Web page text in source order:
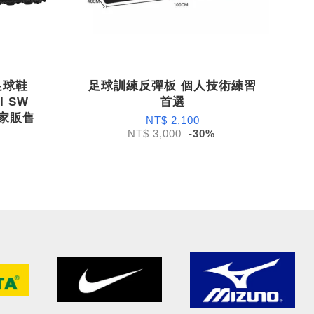
鞋
SW
販售
足球訓練反彈板 個人技術練習
首選
NT$ 2,100
NT$ 3,000 -30%